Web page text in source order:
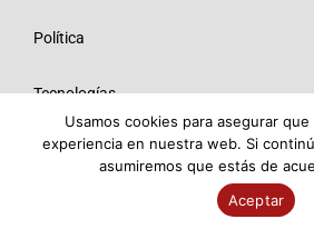
Política
Tecnologías
Opinión
© 2026 Todos los derechos
Usamos cookies para asegurar
experiencia en nuestra web. Si
asumiremos que estás de
Aceptar